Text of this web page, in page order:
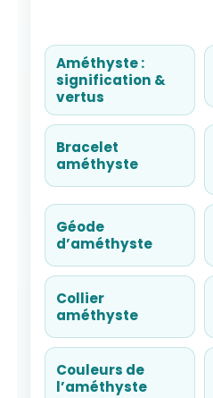
Améthyste :
signification &
vertus
Bracelet
améthyste
Géode
d’améthyste
Collier
améthyste
Couleurs de
l’améthyste